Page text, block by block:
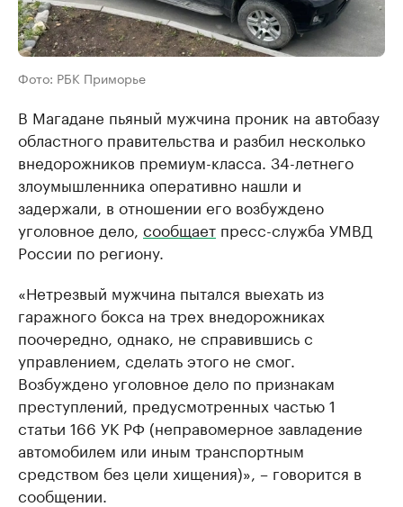
Фото: РБК Приморье
В Магадане пьяный мужчина проник на автобазу
областного правительства и разбил несколько
внедорожников премиум-класса. 34-летнего
злоумышленника оперативно нашли и
задержали, в отношении его возбуждено
уголовное дело, сообщает пресс-служба УМВД
России по региону.
«Нетрезвый мужчина пытался выехать из
гаражного бокса на трех внедорожниках
поочередно, однако, не справившись с
управлением, сделать этого не смог.
Возбуждено уголовное дело по признакам
преступлений, предусмотренных частью 1
статьи 166 УК РФ (неправомерное завладение
автомобилем или иным транспортным
средством без цели хищения)», – говорится в
сообщении.